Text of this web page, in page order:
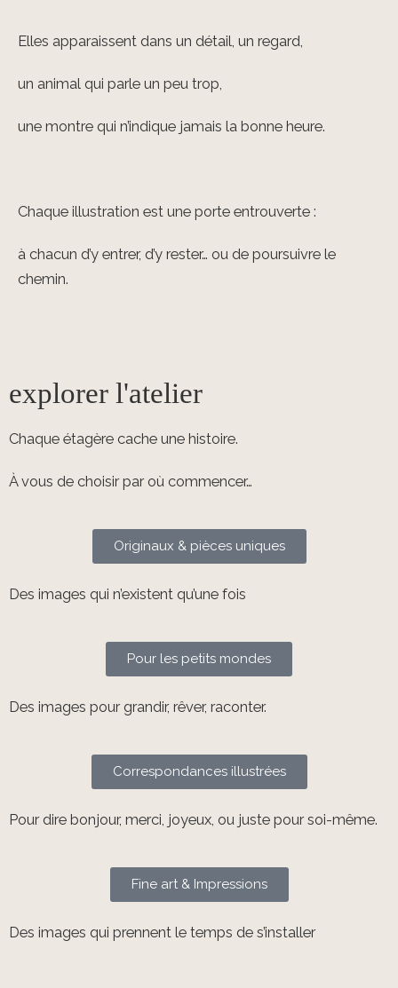
Elles apparaissent dans un détail, un regard,
un animal qui parle un peu trop,
une montre qui n’indique jamais la bonne heure.
Chaque illustration est une porte entrouverte :
à chacun d’y entrer, d’y rester… ou de poursuivre le
chemin.
explorer l'atelier
Chaque étagère cache une histoire.
À vous de choisir par où commencer…
Originaux & pièces uniques
Des images qui n’existent qu’une fois
Pour les petits mondes
Des images pour grandir, rêver, raconter.
Correspondances illustrées
Pour dire bonjour, merci, joyeux, ou juste pour soi-même.
Fine art & Impressions
Des images qui prennent le temps de s’installer